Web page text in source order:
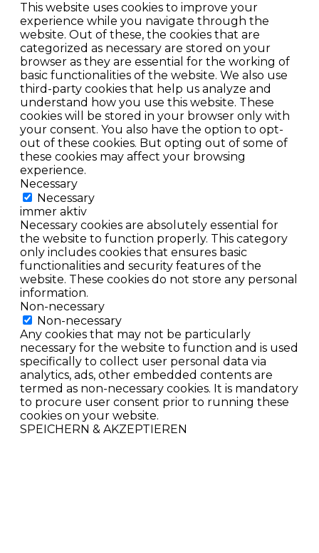
This website uses cookies to improve your
experience while you navigate through the
website. Out of these, the cookies that are
categorized as necessary are stored on your
browser as they are essential for the working of
basic functionalities of the website. We also use
third-party cookies that help us analyze and
understand how you use this website. These
cookies will be stored in your browser only with
your consent. You also have the option to opt-
out of these cookies. But opting out of some of
these cookies may affect your browsing
experience.
Necessary
Necessary
immer aktiv
Necessary cookies are absolutely essential for
the website to function properly. This category
only includes cookies that ensures basic
functionalities and security features of the
website. These cookies do not store any personal
information.
Non-necessary
Non-necessary
Any cookies that may not be particularly
necessary for the website to function and is used
specifically to collect user personal data via
analytics, ads, other embedded contents are
termed as non-necessary cookies. It is mandatory
to procure user consent prior to running these
cookies on your website.
SPEICHERN & AKZEPTIEREN